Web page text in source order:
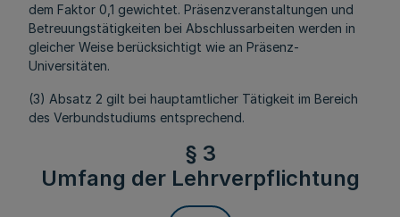
dem Faktor 0,1 gewichtet. Präsenzveranstaltungen und
Betreuungstätigkeiten bei Abschlussarbeiten werden in
gleicher Weise berücksichtigt wie an Präsenz-
Universitäten.
(3) Absatz 2 gilt bei hauptamtlicher Tätigkeit im Bereich
des Verbundstudiums entsprechend.
§ 3
Umfang der Lehrverpflichtung